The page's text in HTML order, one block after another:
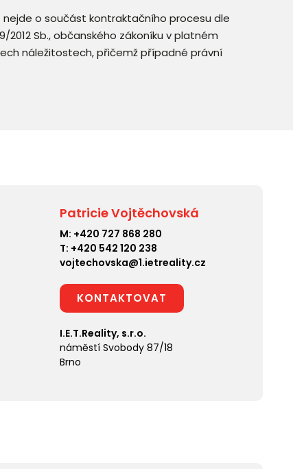
nejde o součást kontraktačního procesu dle
2012 Sb., občanského zákoníku v platném
náležitostech, přičemž případné právní
Patricie Vojtěchovská
M: +420 727 868 280
T: +420 542 120 238
vojtechovska@1.ietreality.cz
KONTAKTOVAT
I.E.T.Reality, s.r.o.
náměstí Svobody 87/18
Brno